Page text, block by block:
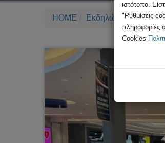
HOME Εκδηλώσεις Ημέρα
ιστότοπο.
"Ρυθμίσεις
πληροφορίες
Cookies